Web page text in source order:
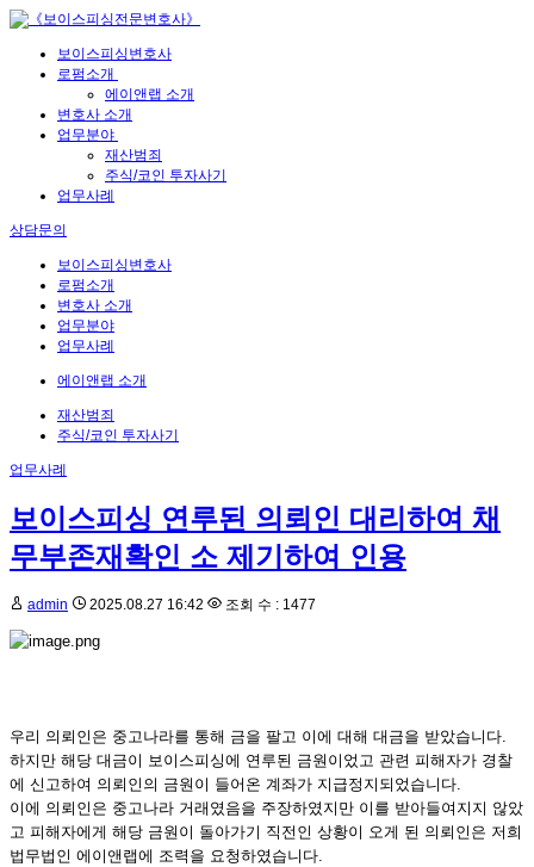
보이스피싱변호사
로펌소개
에이앤랩 소개
변호사 소개
업무분야
재산범죄
주식/코인 투자사기
업무사례
상담문의
보이스피싱변호사
로펌소개
변호사 소개
업무분야
업무사례
에이앤랩 소개
재산범죄
주식/코인 투자사기
업무사례
보이스피싱 연루된 의뢰인 대리하여 채
무부존재확인 소 제기하여 인용
admin 2025.08.27 16:42 조회 수 : 1477
우리 의뢰인은 중고나라를 통해 금을 팔고 이에 대해 대금을 받았습니다.
하지만 해당 대금이 보이스피싱에 연루된 금원이었고 관련 피해자가 경찰
에 신고하여 의뢰인의 금원이 들어온 계좌가 지급정지되었습니다.
이에 의뢰인은 중고나라 거래였음을 주장하였지만 이를 받아들여지지 않았
고 피해자에게 해당 금원이 돌아가기 직전인 상황이 오게 된 의뢰인은 저희
법무법인 에이앤랩에 조력을 요청하였습니다.